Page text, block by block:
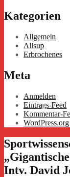
Kategorien
Allgemein
Allsup
Erbrochenes
Meta
Anmelden
Eintrags-Feed
Kommentar-
WordPress.org
Intv. David